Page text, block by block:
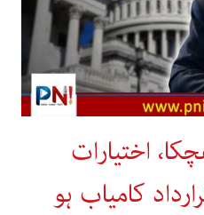
اختیارات
کامیاب ہو